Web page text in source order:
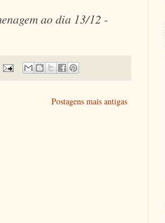
ao dia 13/12 -
Postagens mais antigas